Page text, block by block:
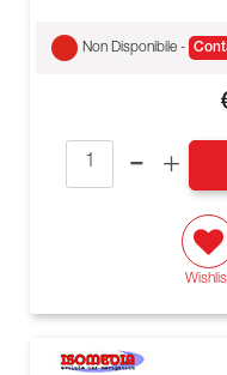
Non Disponibile -